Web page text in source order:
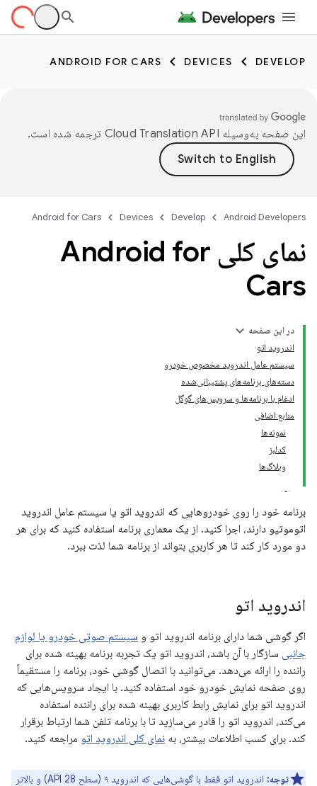
DEVELOP
DEVICES
ANDROID FOR CARS
این صفحه به‌وسیله ترجمه شده است.
Android Developers
Develop
Devices
Android for Cars
نمای کلی Android for
Cars
در این صفحه
اندروید اتو
سیستم عامل اندروید مخصوص خودرو
دسته‌های برنامه‌های پشتیبانی‌شده
ادغام با برنامه‌ها و سرویس‌های گوگل
منابع اضافی
نمونه‌ها
کدلبز
وبلاگ‌ها
برنامه خود را روی خودروهایی که اندروید اتو یا سیستم عامل اندروید
اتوموتیو دارند، اجرا کنید. از یک معماری برنامه استفاده کنید که برای هر
دو مورد کار کند تا هر کاربری بتواند از برنامه شما لذت ببرد.
اندروید اتو
اگر گوشی شما دارای برنامه اندروید اتو و سیستم صوتی خودرو یا لوازم
جانبی سازگار با آن باشد، اندروید اتو یک تجربه برنامه بهینه شده برای
راننده را ارائه می‌دهد. می‌توانید با اتصال گوشی خود، برنامه را مستقیماً
روی صفحه نمایش خودرو خود استفاده کنید. با ایجاد سرویس‌هایی که
اندروید اتو برای نمایش رابط کاربری بهینه شده برای راننده استفاده
می‌کند، اندروید اتو را قادر می‌سازید تا با برنامه تلفن شما ارتباط برقرار
کند. برای کسب اطلاعات بیشتر، به نمای کلی اندروید اتو مراجعه کنید.
توجه:
اندروید اتو فقط با گوشی‌هایی که اندروید ۹ (سطح API 28) و بالاتر